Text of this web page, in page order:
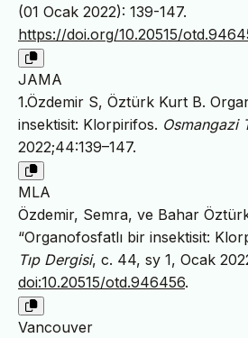
(01 Ocak 2022): 139-147.
https://doi.org/10.20515/
JAMA
1.Özdemir S, Öztürk Kurt B.
insektisit: Klorpirifos. Osmangazi
2022;44:139–147.
MLA
Özdemir, Semra, ve Bahar
“Organofosfatlı bir insektisit:
Tıp Dergisi, c. 44, sy 1, Ocak
doi:10.20515/otd.946456.
Vancouver